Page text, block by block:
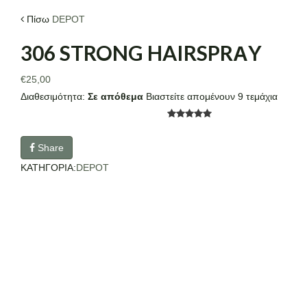
Πίσω DEPOT
306 STRONG HAIRSPRΑY
€25,00
Διαθεσιμότητα: Σε απόθεμα Βιαστείτε απομένουν 9 τεμάχια
Share
ΚΑΤΗΓΟΡΙΑ:DEPOT